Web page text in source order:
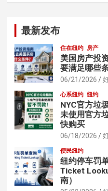
最新发布
住在纽约 房产
美国房产投
要满足哪些
06/21/2026
心系纽约 纽约
NYC官方垃
未使用官方
快购买
06/18/2026
便民纽约
纽约停车罚
Ticket
南）